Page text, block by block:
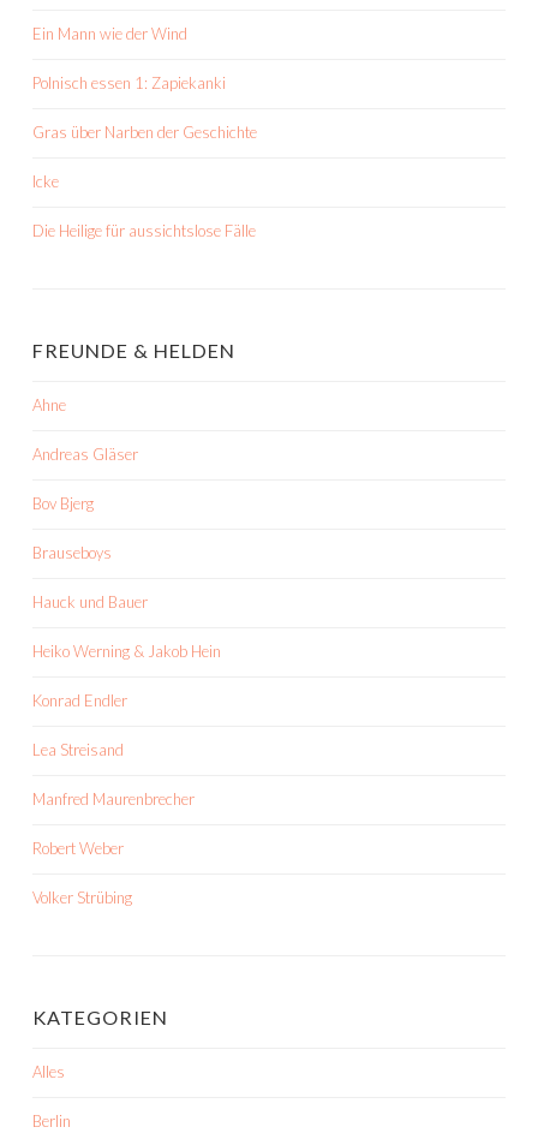
Ein Mann wie der Wind
Polnisch essen 1: Zapiekanki
Gras über Narben der Geschichte
Icke
Die Heilige für aussichtslose Fälle
FREUNDE & HELDEN
Ahne
Andreas Gläser
Bov Bjerg
Brauseboys
Hauck und Bauer
Heiko Werning & Jakob Hein
Konrad Endler
Lea Streisand
Manfred Maurenbrecher
Robert Weber
Volker Strübing
KATEGORIEN
Alles
Berlin